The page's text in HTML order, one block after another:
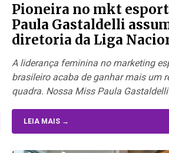
Pioneira no mkt
Paula Gastaldelli
diretoria da Liga
Basquete
A liderança feminina no marketing
brasileiro acaba de ganhar mais um
quadra. Nossa Miss Paula
LEIA MAIS →